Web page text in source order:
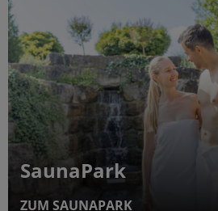
SaunaPark
ZUM SAUNAPARK